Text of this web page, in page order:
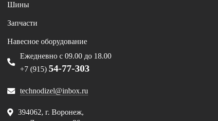
Шины
Запчасти
Навесное оборудование
Ежедневно с 09.00 до 18.00
+7 (915) 54-77-303
technodizel@inbox.ru
394062, г. Воронеж,